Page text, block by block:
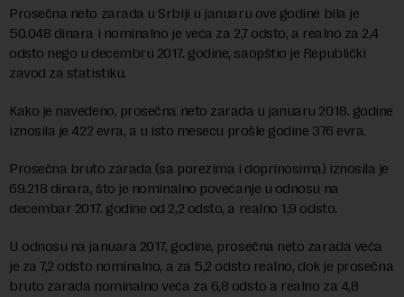
Prosečna neto zarada u Srbiji u januaru ove godine bila je
50.048 dinara i nominalno je veća za 2,7 odsto, a realno za 2,4
odsto nego u decembru 2017. godine, saopštio je Republički
zavod za statistiku.
Kako je navedeno, prosečna neto zarada u januaru 2018. godine
iznosila je 422 evra, a u isto mesecu prošle godine 376 evra.
Prosečna bruto zarada (sa porezima i doprinosima) iznosila je
69.218 dinara, što je nominalno povećanje u odnosu na
decembar 2017. godine od 2,2 odsto, a realno 1,9 odsto.
U odnosu na januara 2017, godine, prosečna neto zarada veća
je za 7,2 odsto nominalno, a za 5,2 odsto realno, dok je prosečna
bruto zarada nominalno veća za 6,8 odsto a realno za 4,8